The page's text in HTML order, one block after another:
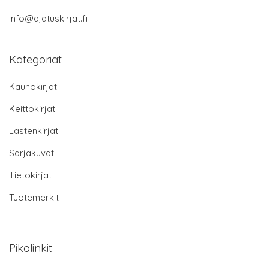
info@ajatuskirjat.fi
Kategoriat
Kaunokirjat
Keittokirjat
Lastenkirjat
Sarjakuvat
Tietokirjat
Tuotemerkit
Pikalinkit